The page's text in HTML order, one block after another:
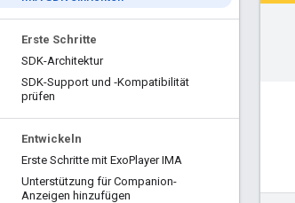
Erste Schritte
SDK-Architektur
SDK-Support und ‑Kompatibilität
prüfen
Entwickeln
Erste Schritte mit ExoPlayer IMA
Unterstützung für Companion-
Anzeigen hinzufügen